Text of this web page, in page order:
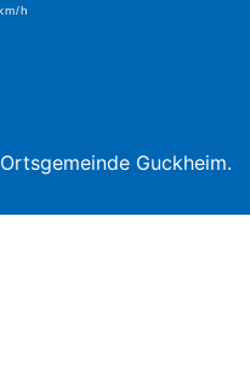
h
Guckheim.